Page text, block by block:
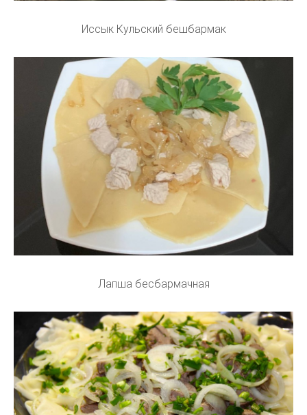
Иссык Кульский бешбармак
Лапша бесбармачная